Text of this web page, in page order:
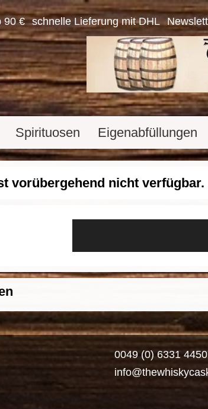
90 € schnelle Lieferung mit DHL
Spirituosen Eigenabfüllungen
vorübergehend nicht verfügbar.
0049 (0) 6331